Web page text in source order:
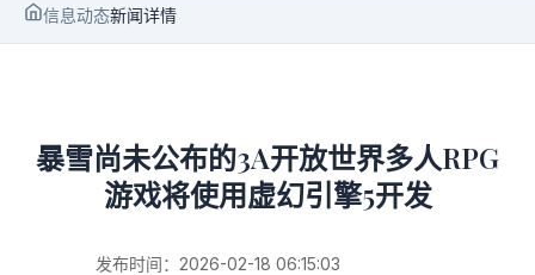
信息动态新闻详情
暴雪尚未公布的3A开放世界多人RPG
游戏将使用虚幻引擎5开发
发布时间：2026-02-18 06:15:03